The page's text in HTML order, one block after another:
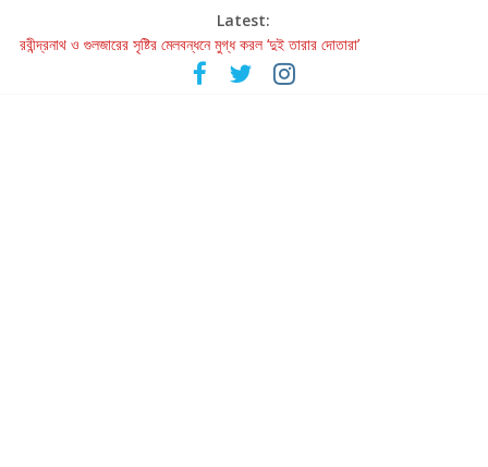
Latest:
রবীন্দ্রনাথ ও গুলজারের সৃষ্টির মেলবন্ধনে মুগ্ধ করল ‘দুই তারার দোতারা’
কলের গান থেকে রীলস্ — বাঙালির গান শোনার বিবর্তনের গল্প
জগন্নাথমঙ্গলম্ — বাংলায় প্রথমবার মঞ্চে এবার রথযাত্রার উদযাপন